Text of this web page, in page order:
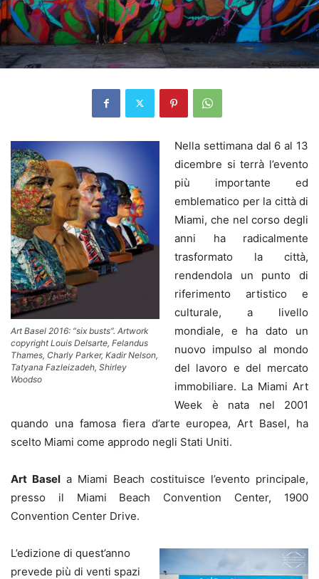
Art Basel 2016: “six busts”. Artwork
copyright Louis Delsarte, Felandus
Thames, Charly Parker, Kadir Nelson,
Tatyana Fazleizadeh, Shirley
Woodso
Nella settimana dal 6 al 13
dicembre si terrà l’evento
più importante ed
emblematico per la città di
Miami, che nel corso degli
anni ha radicalmente
trasformato la città,
rendendola un punto di
riferimento artistico e
culturale, a livello
mondiale, e ha dato un
nuovo impulso al mondo
del lavoro e del mercato
immobiliare. La Miami Art
Week è nata nel 2001
quando una famosa fiera d’arte europea, Art Basel, ha
scelto Miami come approdo negli Stati Uniti.
Art Basel a Miami Beach costituisce l’evento principale,
presso il Miami Beach Convention Center, 1900
Convention Center Drive.
L’edizione di quest’anno
prevede più di venti spazi